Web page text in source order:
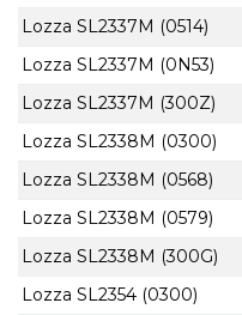
Lozza SL2337M (0514)
Lozza SL2337M (0N53)
Lozza SL2337M (300Z)
Lozza SL2338M (0300)
Lozza SL2338M (0568)
Lozza SL2338M (0579)
Lozza SL2338M (300G)
Lozza SL2354 (0300)